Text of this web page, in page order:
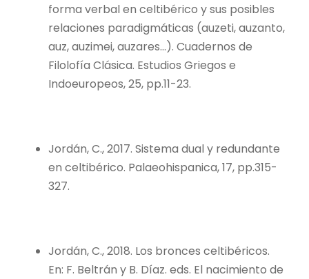
forma verbal en celtibérico y sus posibles
relaciones paradigmáticas (auzeti, auzanto,
auz, auzimei, auzares…). Cuadernos de
Filolofía Clásica. Estudios Griegos e
Indoeuropeos, 25, pp.11-23.
Jordán, C., 2017. Sistema dual y redundante
en celtibérico. Palaeohispanica, 17, pp.315-
327.
Jordán, C., 2018. Los bronces celtibéricos.
En: F. Beltrán y B. Díaz. eds. El nacimiento de